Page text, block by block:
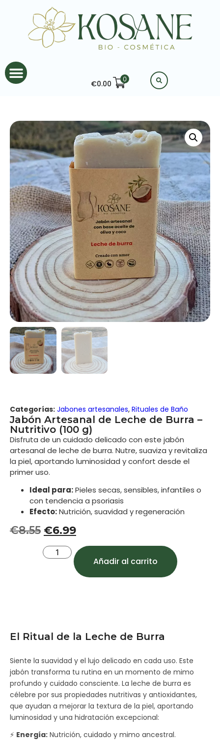
€0.00 0
Categorías: Jabones artesanales, Rituales de Baño
Jabón Artesanal de Leche de Burra –
Nutritivo (100 g)
Disfruta de un cuidado delicado con este jabón
artesanal de leche de burra. Nutre, suaviza y revitaliza
la piel, aportando luminosidad y confort desde el
primer uso.
Ideal para:Pieles secas, sensibles, infantiles o
con tendencia a psoriasis
Efecto:Nutrición, suavidad y regeneración
€8.55 €6.99
Añadir al carrito
El Ritual de la Leche de Burra
Siente la suavidad y el lujo delicado en cada uso. Este
jabón transforma tu rutina en un momento de mimo
profundo y cuidado consciente. La leche de burra es
célebre por sus propiedades nutritivas y antioxidantes,
que ayudan a mejorar la textura de la piel, aportando
luminosidad y una hidratación excepcional:
⚡ Energía: Nutrición, cuidado y mimo ancestral.